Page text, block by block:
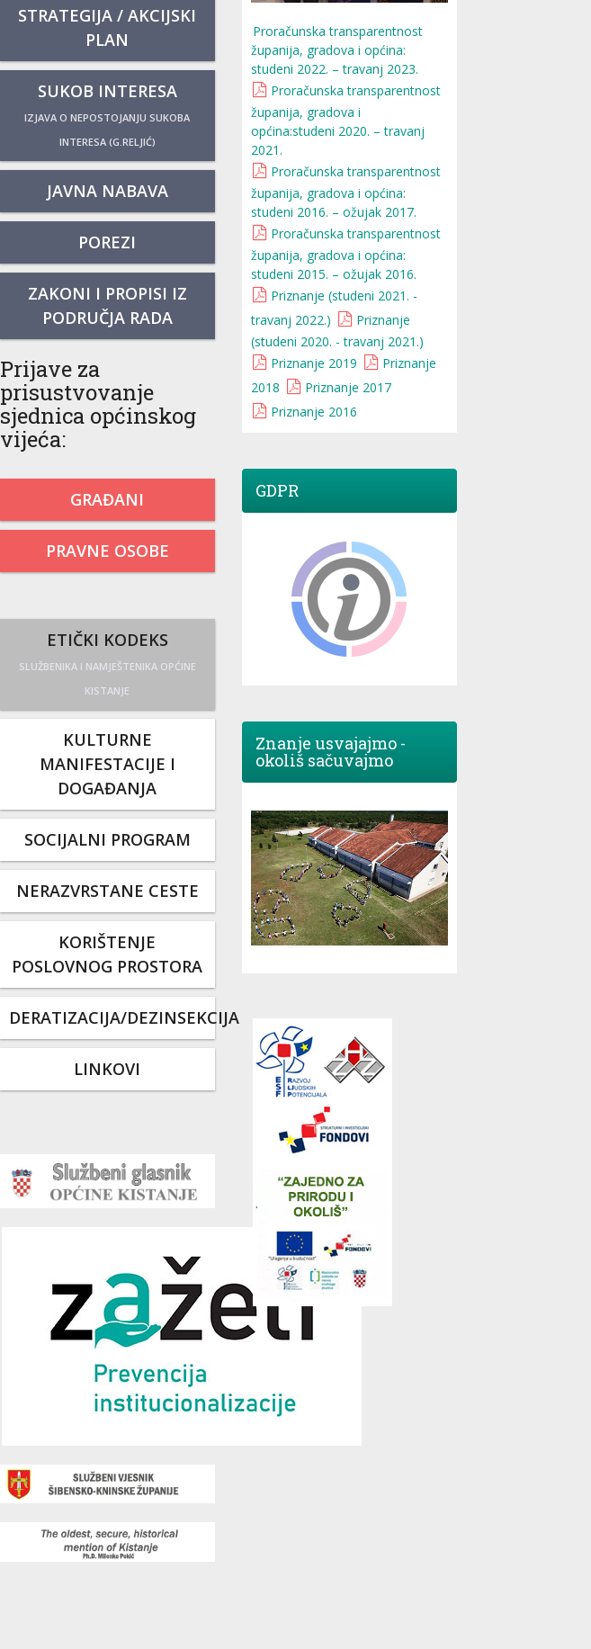
STRATEGIJA / AKCIJSKI
PLAN
SUKOB INTERESA
IZJAVA O NEPOSTOJANJU SUKOBA
INTERESA (G.RELJIĆ)
JAVNA NABAVA
POREZI
ZAKONI I PROPISI IZ
PODRUČJA RADA
Prijave za
prisustvovanje
sjednica općinskog
vijeća:
GRAĐANI
PRAVNE OSOBE
ETIČKI KODEKS
SLUŽBENIKA I NAMJEŠTENIKA OPĆINE
KISTANJE
KULTURNE
MANIFESTACIJE I
DOGAĐANJA
SOCIJALNI PROGRAM
NERAZVRSTANE CESTE
KORIŠTENJE
POSLOVNOG PROSTORA
DERATIZACIJA/DEZINSEKCIJA
LINKOVI
Proračunska transparentnost
županija, gradova i općina:
studeni 2022. – travanj 2023.
Proračunska transparentnost
županija, gradova i
općina:studeni 2020. – travanj
2021.
Proračunska transparentnost
županija, gradova i općina:
studeni 2016. – ožujak 2017.
Proračunska transparentnost
županija, gradova i općina:
studeni 2015. – ožujak 2016.
Priznanje (studeni 2021. -
travanj 2022.)
Priznanje
(studeni 2020. - travanj 2021.)
Priznanje 2019
Priznanje
2018
Priznanje 2017
Priznanje 2016
GDPR
Znanje usvajajmo -
okoliš sačuvajmo